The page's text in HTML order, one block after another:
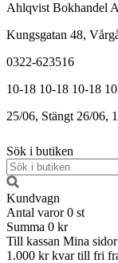
Ahlqvist Bokhandel
Kungsgatan 48,
0322-623516
10-18 10-18 10-18
25/06, Stängt 26/06,
Sök i butiken
Kundvagn
Antal varor 0 st
Summa 0 kr
Till kassan Mina sidor
1.000 kr kvar till fri